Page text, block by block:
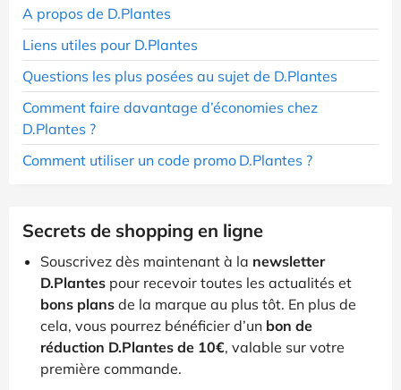
A propos de D.Plantes
Liens utiles pour D.Plantes
Questions les plus posées au sujet de D.Plantes
Comment faire davantage d’économies chez
D.Plantes ?
Comment utiliser un code promo D.Plantes ?
Secrets de shopping en ligne
Souscrivez dès maintenant à la newsletter
D.Plantes pour recevoir toutes les actualités et
bons plans de la marque au plus tôt. En plus de
cela, vous pourrez bénéficier d’un bon de
réduction D.Plantes de 10€, valable sur votre
première commande.